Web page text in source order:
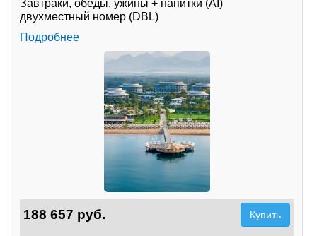
Завтраки, обеды, ужины + напитки (AI)
двухместный номер (DBL)
Подробнее
188 657 руб. Купить